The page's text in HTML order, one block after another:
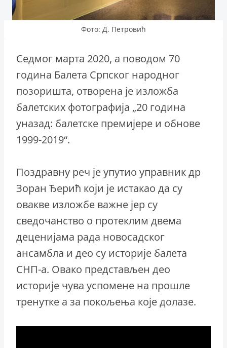
Фото: Д. Петровић
Седмог марта 2020, а поводом 70
година Балета Српског народног
позоришта, отворена је изложба
балетских фотографија „20 година
уназад: балетске премијере и обнове
1999-2019“.
Поздравну реч је упутио управник др
Зоран Ђерић који је истакао да су
овакве изложбе важне јер су
сведочанство о протеклим двема
деценијама рада новосадског
ансамбла и део су историје балета
СНП-а. Овако представљен део
историје чува успомене на прошле
тренутке а за покољења које долазе.